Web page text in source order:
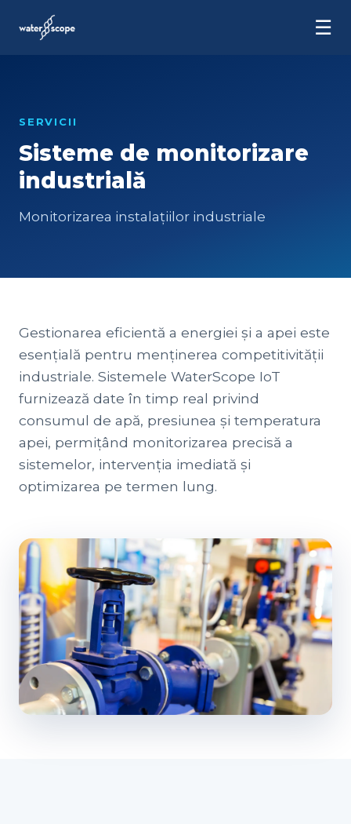
☰
SERVICII
Sisteme de monitorizare
industrială
Monitorizarea instalațiilor industriale
Gestionarea eficientă a energiei și a apei este
esențială pentru menținerea competitivității
industriale. Sistemele WaterScope IoT
furnizează date în timp real privind
consumul de apă, presiunea și temperatura
apei, permițând monitorizarea precisă a
sistemelor, intervenția imediată și
optimizarea pe termen lung.